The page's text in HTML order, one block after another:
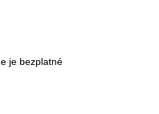
je bezplatné